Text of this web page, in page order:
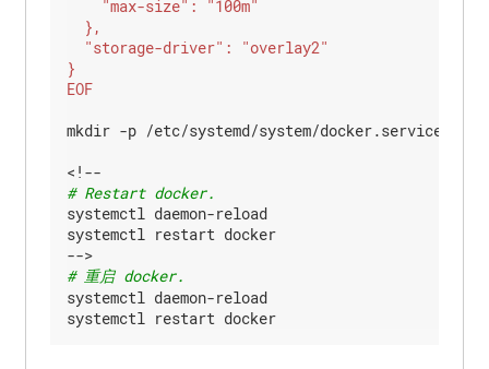
EOF
mkdir -p /etc/systemd/system/docker.service.d
# Restart docker.
systemctl daemon-reload
systemctl restart docker
-->
# 重启 docker.
systemctl daemon-reload
systemctl restart docker